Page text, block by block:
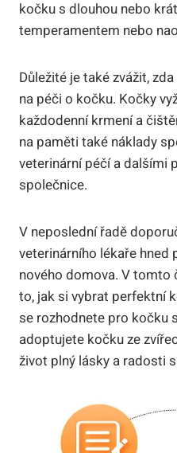
kočku s dlouhou nebo
temperamentem nebo
Důležité je také zvážit,
na péči o kočku. Kočky
každodenní krmení a
na paměti také náklady
veterinární péčí a dalšími
společnice.
V neposlední řadě
veterinárního lékaře
nového domova. V tomto
to, jak si vybrat perfektní
se rozhodnete pro kočku
adoptujete kočku ze
život plný lásky a radosti